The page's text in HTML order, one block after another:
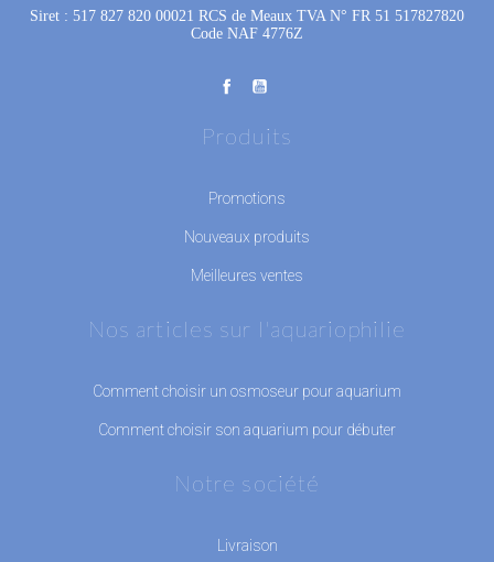
Siret : 517 827 820 00021 RCS de Meaux TVA N° FR 51 517827820
Code NAF 4776Z
Produits
Promotions
Nouveaux produits
Meilleures ventes
Nos articles sur l'aquariophilie
Comment choisir un osmoseur pour aquarium
Comment choisir son aquarium pour débuter
Notre société
Livraison